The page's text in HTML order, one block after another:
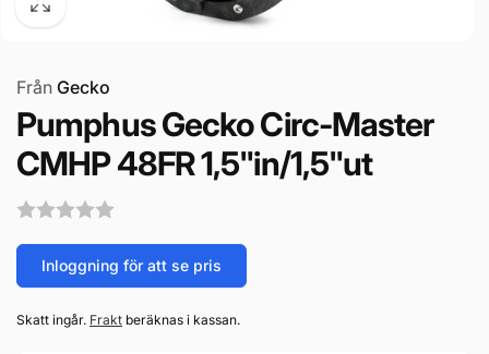
Från Gecko
Pumphus Gecko Circ-Master
CMHP 48FR 1,5"in/1,5"ut
Inloggning för att se pris
Skatt ingår. Frakt beräknas i kassan.